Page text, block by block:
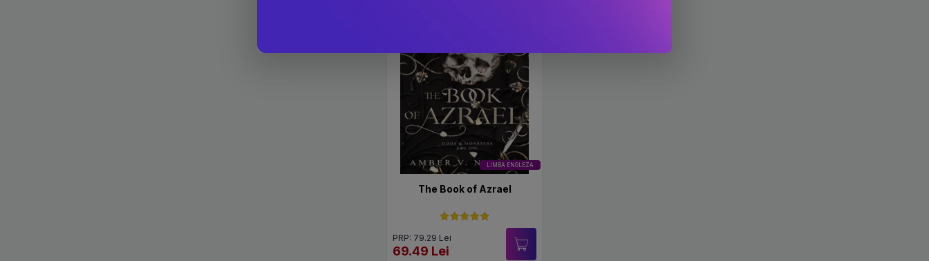
LIMBA ENGLEZA
The Book of Azrael
PRP: 79.29 Lei
69.49 Lei